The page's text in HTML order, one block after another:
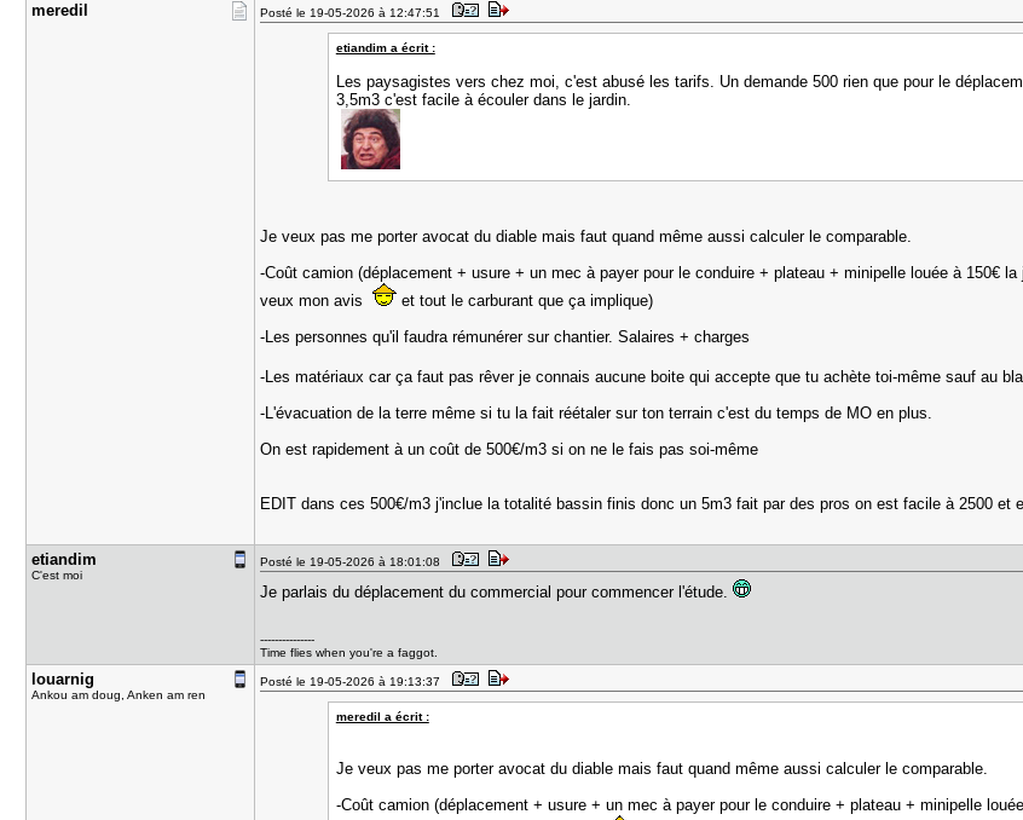
meredil Posté le 19-05-2026 à 12:47:51
etiandim a écrit :
Les paysagistes vers chez moi, c'est abusé les tarifs. Un demande 500 rien que pour le
3,5m3 c'est facile à écouler dans le jardin.
Je veux pas me porter avocat du diable mais faut quand même aussi calculer le comparable.
-Coût camion (déplacement + usure + un mec à payer pour le conduire + plateau + minipelle louée à 150€
veux mon avis
et tout le carburant que ça implique)
-Les personnes qu'il faudra rémunérer sur chantier. Salaires + charges
-Les matériaux car ça faut pas rêver je connais aucune boite qui accepte que tu achète toi-même sauf au
-L'évacuation de la terre même si tu la fait réétaler sur ton terrain c'est du temps de MO en plus.
On est rapidement à un coût de 500€/m3 si on ne le fais pas soi-même
EDIT dans ces 500€/m3 j'inclue la totalité bassin finis donc un 5m3 fait par des pros on est facile à 2500 et
etiandim
C'est moi
Posté le 19-05-2026 à 18:01:08
Je parlais du déplacement du commercial pour commencer l'étude.
---------------
Time flies when you're a faggot.
louarnig
Ankou am doug, Anken am ren
Posté le 19-05-2026 à 19:13:37
meredil a écrit :
Je veux pas me porter avocat du diable mais faut quand même aussi calculer le comparable.
-Coût camion (déplacement + usure + un mec à payer pour le conduire + plateau + minipelle